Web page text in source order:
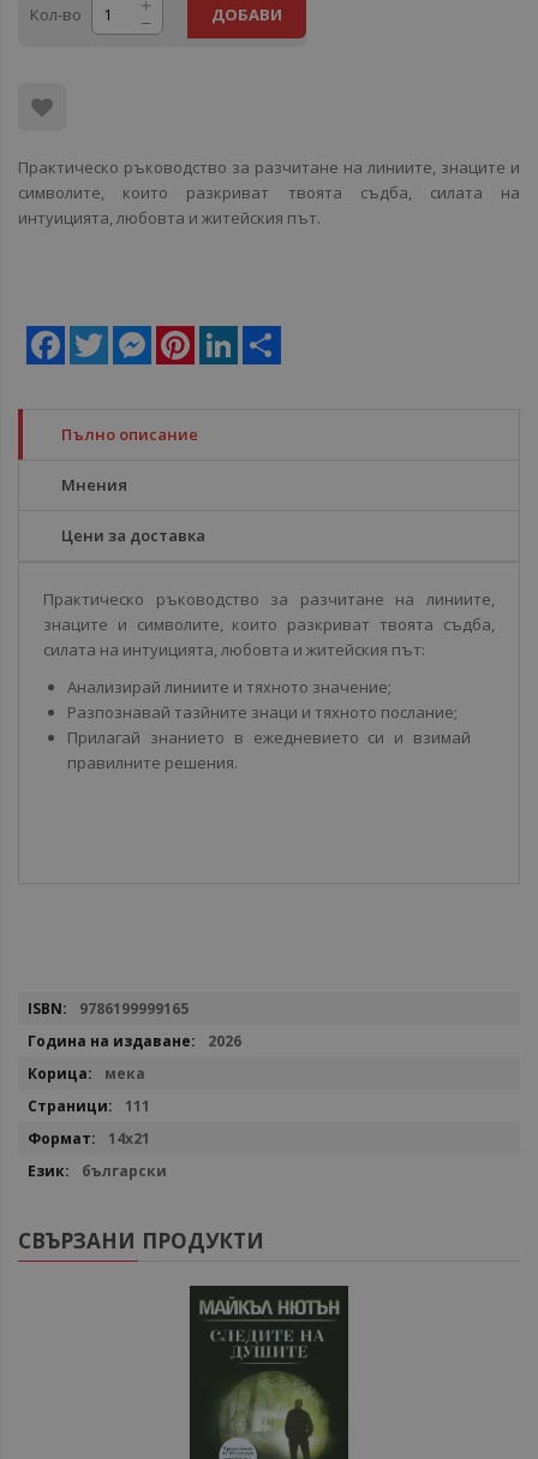
Кол-во ДОБАВИ
Практическо ръководство за разчитане на линиите, знаците и
символите, които разкриват твоята съдба, силата на
интуицията, любовта и житейския път.
Facebook
Twitter MessengerPinterestLinkedIn
Пълно описание
Мнения
Цени за доставка
Практическо ръководство за разчитане на линиите,
знаците и символите, които разкриват твоята съдба,
силата на интуицията, любовта и житейския път:
Анализирай линиите и тяхното значение;
Разпознавай тазйните знаци и тяхното послание;
Прилагай знанието в ежедневието си и взимай
правилните решения.
Повече
9786199999165
2026
мека
111
14х21
български
СВЪРЗАНИ ПРОДУКТИ